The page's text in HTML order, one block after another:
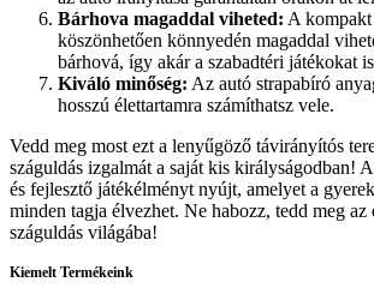
Bárhova magaddal viheted: A
köszönhetően könnyedén magaddal
bárhová, így akár a szabadtéri játékokat
Kiváló minőség: Az autó strapabíró
hosszú élettartamra számíthatsz vele.
Vedd meg most ezt a lenyűgöző távirányítós
száguldás izgalmát a saját kis királyságodban!
és fejlesztő játékélményt nyújt, amelyet a
minden tagja élvezhet. Ne habozz, tedd meg az
száguldás világába!
Kiemelt Termékeink